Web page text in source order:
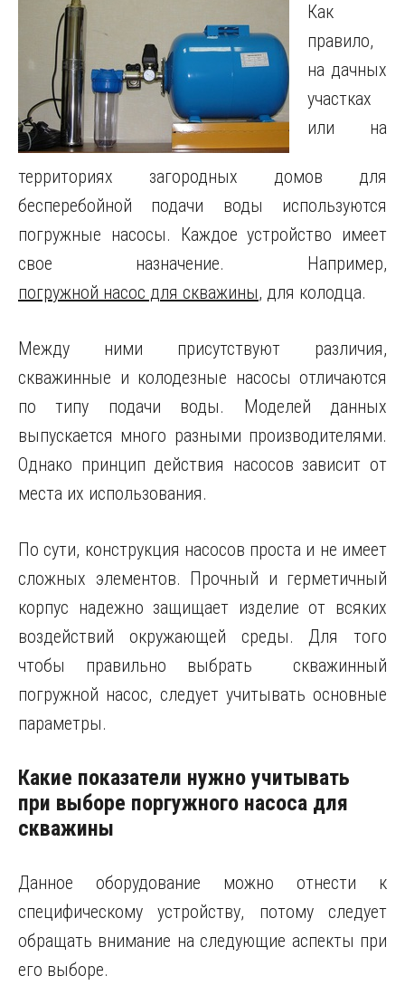
Как
правило,
на дачных
участках
или на
территориях загородных домов для
бесперебойной подачи воды используются
погружные насосы. Каждое устройство имеет
свое назначение. Например,
погружной насос для скважины, для колодца.
Между ними присутствуют различия,
скважинные и колодезные насосы отличаются
по типу подачи воды. Моделей данных
выпускается много разными производителями.
Однако принцип действия насосов зависит от
места их использования.
По сути, конструкция насосов проста и не имеет
сложных элементов. Прочный и герметичный
корпус надежно защищает изделие от всяких
воздействий окружающей среды. Для того
чтобы правильно выбрать скважинный
погружной насос, следует учитывать основные
параметры.
Какие показатели нужно учитывать
при выборе поргужного насоса для
скважины
Данное оборудование можно отнести к
специфическому устройству, потому следует
обращать внимание на следующие аспекты при
его выборе.